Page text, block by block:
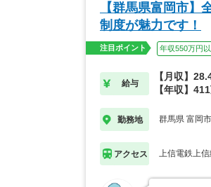
【群馬県富岡市
制度が魅力です！
注目ポイント 年収550万円
給与
【月収】
【年収】
勤務地 群馬県 富岡市
アクセス 上信電鉄上